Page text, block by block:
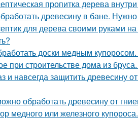
пропитка дерева
древесину в бане.
для дерева своими руками
доски медным
при строительстве дома из
и навсегда защитить древесину
обработать древесину от
медного или железного